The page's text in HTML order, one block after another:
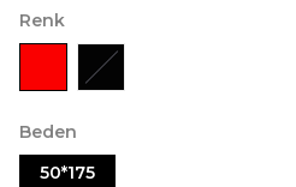
Renk
Beden
50*175